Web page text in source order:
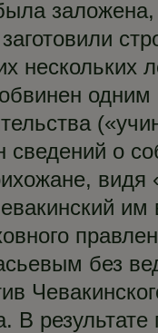
нескольких
сведений о
видя
им
без
В